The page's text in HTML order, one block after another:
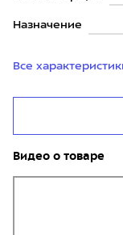
Назначение
Все
Видео о товаре